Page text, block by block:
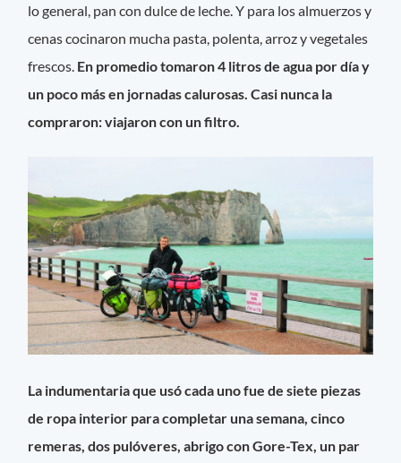
lo general, pan con dulce de leche. Y para los almuerzos y
cenas cocinaron mucha pasta, polenta, arroz y vegetales
frescos. En promedio tomaron 4 litros de agua por día y
un poco más en jornadas calurosas. Casi nunca la
compraron: viajaron con un filtro.
La indumentaria que usó cada uno fue de siete piezas
de ropa interior para completar una semana, cinco
remeras, dos pulóveres, abrigo con Gore-Tex, un par